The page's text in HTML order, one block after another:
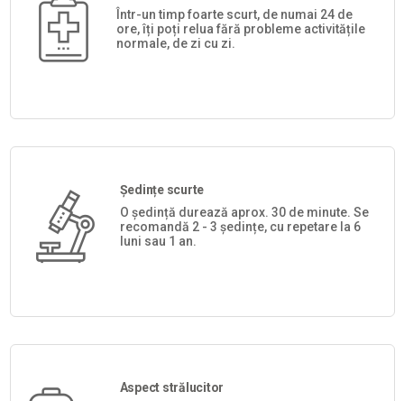
Într-un timp foarte scurt, de numai 24 de
ore, îți poți relua fără probleme activitățile
normale, de zi cu zi.
Ședințe scurte
O ședință durează aprox. 30 de minute. Se
recomandă 2 - 3 ședințe, cu repetare la 6
luni sau 1 an.
Aspect strălucitor